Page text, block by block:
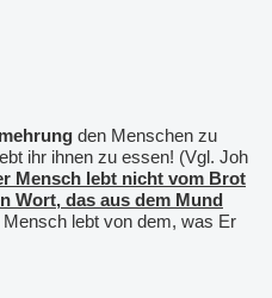
den Menschen zu
ihr ihnen zu essen! (Vgl. Joh
Mensch lebt nicht vom Brot
Wort, das aus dem Mund
Mensch lebt von dem, was Er